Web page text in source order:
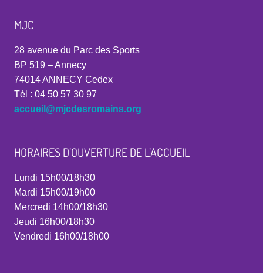
MJC
28 avenue du Parc des Sports
BP 519 – Annecy
74014 ANNECY Cedex
Tél : 04 50 57 30 97
accueil@mjcdesromains.org
HORAIRES D’OUVERTURE DE L’ACCUEIL
Lundi 15h00/18h30
Mardi 15h00/19h00
Mercredi 14h00/18h30
Jeudi 16h00/18h30
Vendredi 16h00/18h00